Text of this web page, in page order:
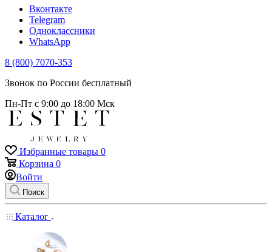
Вконтакте
Telegram
Одноклассники
WhatsApp
8 (800) 7070-353
Звонок по России бесплатный
Пн-Пт с 9:00 до 18:00 Мск
Избранные товары 0
Корзина 0
Войти
Поиск
Каталог